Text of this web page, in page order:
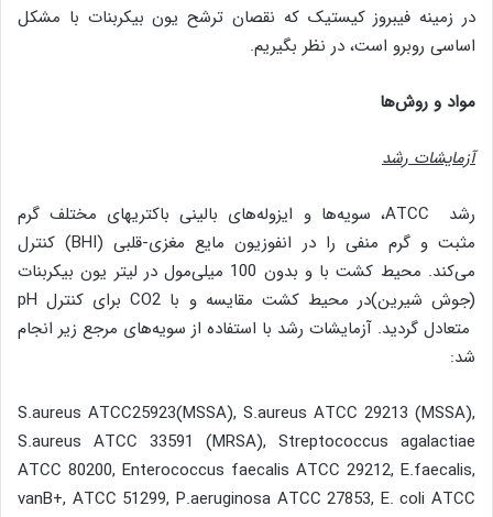
در زمینه فیبروز کیستیک که نقصان ترشح یون بیکربنات با مشکل
اساسی روبرو است، در نظر بگیریم.
مواد و روش‌ها
آزمایشات رشد
رشد ATCC، سویه‌ها و ایزوله‌های بالینی باکتریهای مختلف گرم
مثبت و گرم منفی را در انفوزیون مایع مغزی-قلبی (BHI) کنترل
می‌کند. محیط کشت با و بدون 100 میلی‌مول در لیتر یون بیکربنات
(جوش شیرین)در محیط کشت مقایسه ​​و با CO2 برای کنترل pH
متعادل گردید. آزمایشات رشد با استفاده از سویه‌های مرجع زیر انجام
شد:
S.aureus ATCC25923(MSSA), S.aureus ATCC 29213 (MSSA),
S.aureus ATCC 33591 (MRSA), Streptococcus agalactiae
ATCC 80200, Enterococcus faecalis ATCC 29212, E.faecalis,
vanB+, ATCC 51299, P.aeruginosa ATCC 27853, E. coli ATCC